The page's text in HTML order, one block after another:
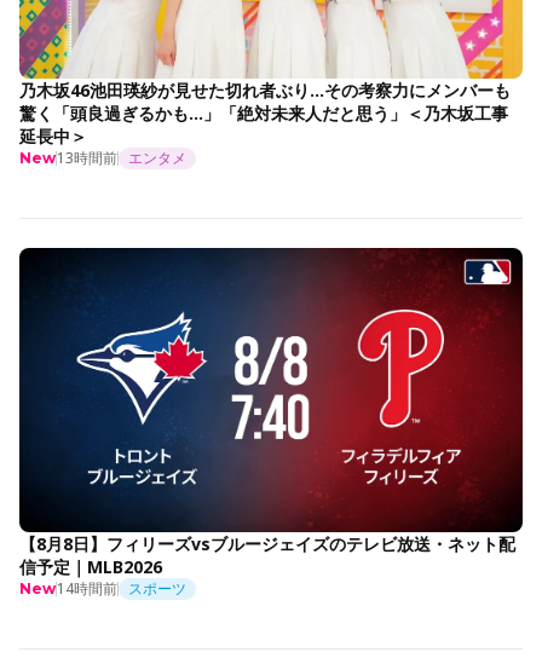
乃木坂46池田瑛紗が見せた切れ者ぶり…その考察力にメンバーも
驚く「頭良過ぎるかも…」「絶対未来人だと思う」＜乃木坂工事
延長中＞
New13時間前 エンタメ
【8月8日】フィリーズvsブルージェイズのテレビ放送・ネット配
信予定｜MLB2026
New14時間前 スポーツ